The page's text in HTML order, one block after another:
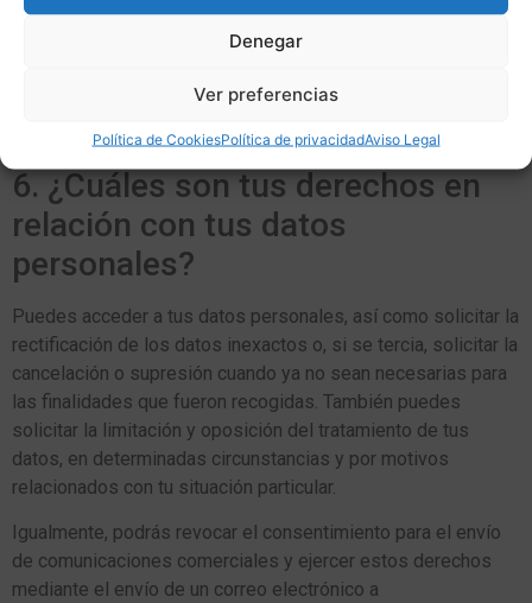
Denegar
Ver preferencias
Política de CookiesPolítica de privacidadAviso Legal
Los datos podrán comunicarse a empresas vinculadas
la transformación digital, comunicación, marketing, para las
mismas finalidades referidas anteriormente.
6. ¿Cuáles son tus derechos en
relación con tus datos
personales?
Puedes acceder a tus datos personales, así como solicitar la
rectificación de los datos inexactos o, si se tercia, solicitar la
cancelación o supresión cuando ya no sean necesarias para
las finalidades que fueron recogidas. También puedes
solicitar la limitación y oposición del tratamiento de tus
datos, en determinadas circunstancias y por motivos
relacionados con tu situación particular.
Igualmente, podrás revocar el consentimiento para el envío
de comunicaciones comerciales y ejercer estos derechos
mediante el envío de un correo electrónico a